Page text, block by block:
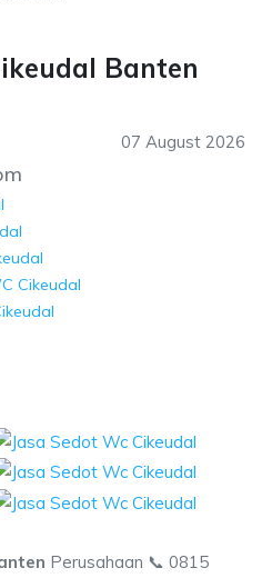
Banten
07 August 2026
Cikeudal
Perusahaan 📞 0815